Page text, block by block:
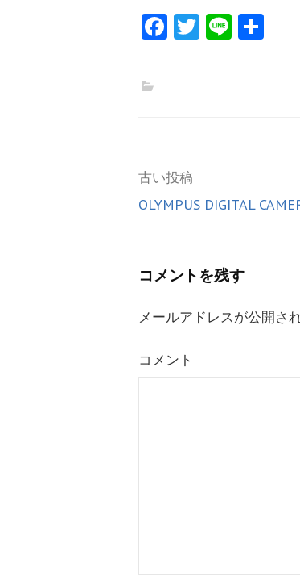
Fa T Li
投
稿
ビ
ゲ
シ
古い投稿
OLYMPUS DIGITAL
コメントを残す
メールアドレスが公開さ
コメント